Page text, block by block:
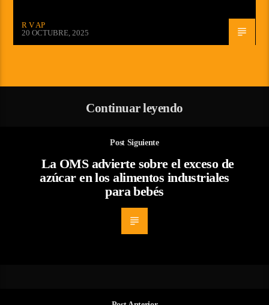
R V AP
20 OCTUBRE, 2025
Continuar leyendo
Post Siguiente
La OMS advierte sobre el exceso de
azúcar en los alimentos industriales
para bebés